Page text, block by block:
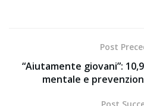
Post
“Aiutamente giovani”:
mentale e